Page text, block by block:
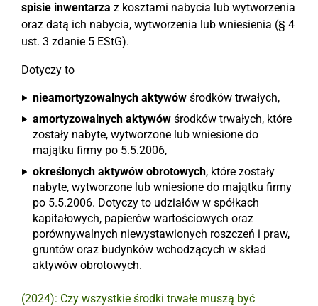
spisie inwentarza z kosztami nabycia lub wytworzenia
oraz datą ich nabycia, wytworzenia lub wniesienia (§ 4
ust. 3 zdanie 5 EStG).
Dotyczy to
nieamortyzowalnych aktywów środków trwałych,
amortyzowalnych aktywów środków trwałych, które
zostały nabyte, wytworzone lub wniesione do
majątku firmy po 5.5.2006,
określonych aktywów obrotowych, które zostały
nabyte, wytworzone lub wniesione do majątku firmy
po 5.5.2006. Dotyczy to udziałów w spółkach
kapitałowych, papierów wartościowych oraz
porównywalnych niewystawionych roszczeń i praw,
gruntów oraz budynków wchodzących w skład
aktywów obrotowych.
(2024): Czy wszystkie środki trwałe muszą być